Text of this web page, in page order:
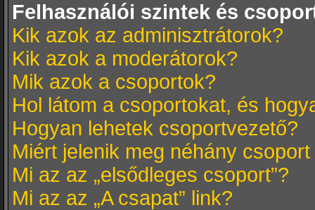
Felhasználói szintek és
Kik azok az adminisztrátorok?
Kik azok a moderátorok?
Mik azok a csoportok?
Hol látom a csoportokat, és
Hogyan lehetek csoportvezető?
Miért jelenik meg néhány
Mi az az „elsődleges csoport”?
Mi az az „A csapat” link?